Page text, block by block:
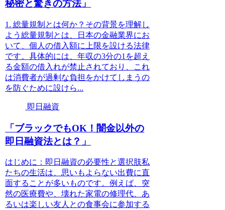
秘密と驚きの方法」
1. 総量規制とは何か？その背景を理解し
よう総量規制とは、日本の金融業界にお
いて、個人の借入額に上限を設ける法律
です。具体的には、年収の3分の1を超え
る金額の借入れが禁止されており、これ
は消費者が過剰な負担をかけてしまうの
を防ぐために設けら...
即日融資
「ブラックでもOK！闇金以外の
即日融資法とは？」
はじめに：即日融資の必要性と選択肢私
たちの生活は、思いもよらない出費に直
面することが多いものです。例えば、突
然の医療費や、壊れた家電の修理代、あ
るいは楽しい友人との食事会に参加する